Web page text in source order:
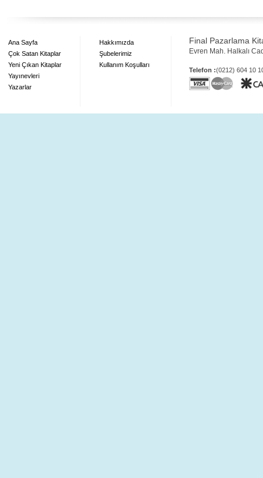
Ana Sayfa
Çok Satan Kitaplar
Yeni Çıkan Kitaplar
Yayınevleri
Yazarlar
Hakkımızda
Şubelerimiz
Kullanım Koşulları
Final Pazarlama
Evren Mah. Halkalı
Telefon :(0212) 604 10